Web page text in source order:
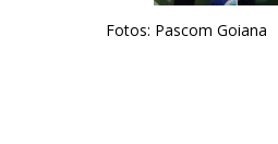
Fotos: Pascom Goiana